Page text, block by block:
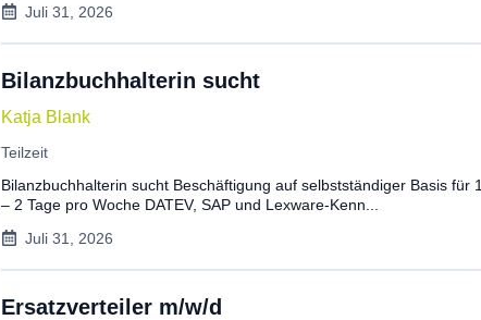
Juli 31, 2026
Bilanzbuchhalterin sucht
Katja Blank
Teilzeit
Bilanzbuchhalterin sucht Beschäftigung auf selbstständiger Basis für 1
– 2 Tage pro Woche DATEV, SAP und Lexware-Kenn...
Juli 31, 2026
Ersatzverteiler m/w/d